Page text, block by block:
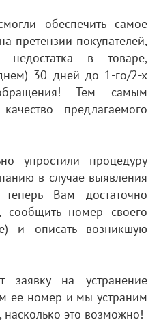
обеспечить самое
претензии покупателей,
в товаре,
30 дней до 1-го/2-х
Тем самым
предлагаемого
упростили процедуру
в случае выявления
Вам достаточно
сообщить номер своего
и описать возникшую
заявку на устранение
ее номер и мы устраним
это возможно!